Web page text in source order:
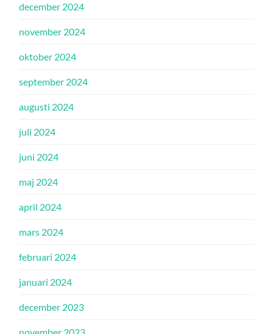
december 2024
november 2024
oktober 2024
september 2024
augusti 2024
juli 2024
juni 2024
maj 2024
april 2024
mars 2024
februari 2024
januari 2024
december 2023